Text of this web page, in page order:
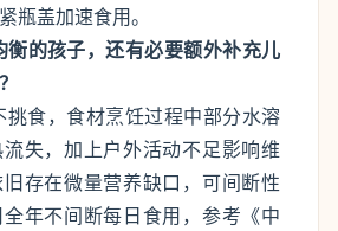
瓶盖加速食用。
衡的孩子，还有必要额外补充儿
食，食材烹饪过程中部分水溶
失，加上户外活动不足影响维
存在微量营养缺口，可间断性
年不间断每日食用，参考《中